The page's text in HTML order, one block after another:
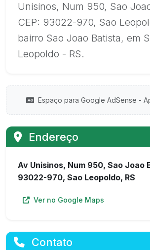
Unisinos, Num 950, Sao
CEP: 93022-970, Sao
bairro Sao Joao Batista, em
Leopoldo - RS.
Espaço para Google AdSense -
Endereço
Av Unisinos, Num 950, Sao Joao
93022-970, Sao Leopoldo, RS
Ver no Google Maps
Contato